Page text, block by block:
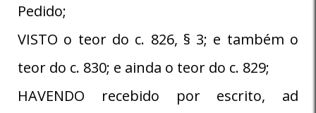
Pedido;
VISTO o teor do c. 826, § 3; e também o
teor do c. 830; e ainda o teor do c. 829;
HAVENDO recebido por escrito, ad